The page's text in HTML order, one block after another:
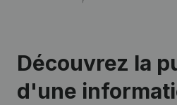
Découvrez la
d'une